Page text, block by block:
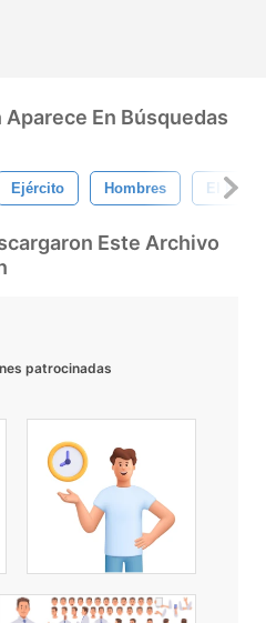
En Búsquedas
Ejército Hombres El
Este Archivo
patrocinadas